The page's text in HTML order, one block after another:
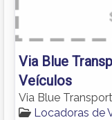
Via Blue
Veículos
Via Blue
Locadoras de